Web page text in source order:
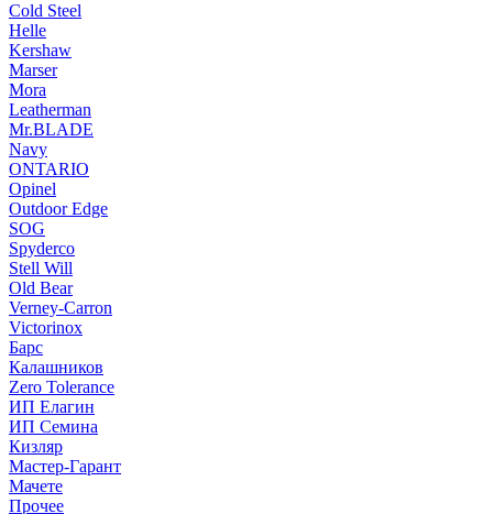
Cold Steel
Helle
Kershaw
Marser
Mora
Leatherman
Mr.BLADE
Navy
ONTARIO
Opinel
Outdoor Edge
SOG
Spyderco
Stell Will
Old Bear
Verney-Carron
Victorinox
Барс
Калашников
Zero Tolerance
ИП Елагин
ИП Семина
Кизляр
Мастер-Гарант
Мачете
Прочее